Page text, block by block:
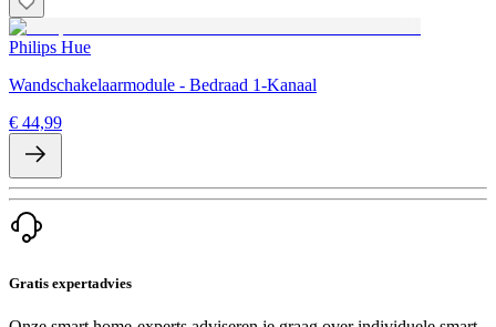
Philips Hue
Wandschakelaarmodule - Bedraad 1-Kanaal
€ 44,99
Gratis expertadvies